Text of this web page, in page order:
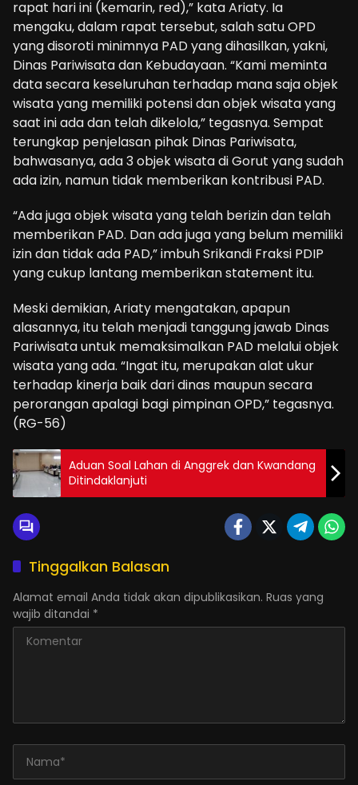
rapat hari ini (kemarin, red),” kata Ariaty. Ia
mengaku, dalam rapat tersebut, salah satu OPD
yang disoroti minimnya PAD yang dihasilkan, yakni,
Dinas Pariwisata dan Kebudayaan. “Kami meminta
data secara keseluruhan terhadap mana saja objek
wisata yang memiliki potensi dan objek wisata yang
saat ini ada dan telah dikelola,” tegasnya. Sempat
terungkap penjelasan pihak Dinas Pariwisata,
bahwasanya, ada 3 objek wisata di Gorut yang sudah
ada izin, namun tidak memberikan kontribusi PAD.
“Ada juga objek wisata yang telah berizin dan telah
memberikan PAD. Dan ada juga yang belum memiliki
izin dan tidak ada PAD,” imbuh Srikandi Fraksi PDIP
yang cukup lantang memberikan statement itu.
Meski demikian, Ariaty mengatakan, apapun
alasannya, itu telah menjadi tanggung jawab Dinas
Pariwisata untuk memaksimalkan PAD melalui objek
wisata yang ada. “Ingat itu, merupakan alat ukur
terhadap kinerja baik dari dinas maupun secara
perorangan apalagi bagi pimpinan OPD,” tegasnya.
(RG-56)
Aduan Soal Lahan di Anggrek dan Kwandang
Ditindaklanjuti
Tinggalkan Balasan
Alamat email Anda tidak akan dipublikasikan. Ruas yang
wajib ditandai *